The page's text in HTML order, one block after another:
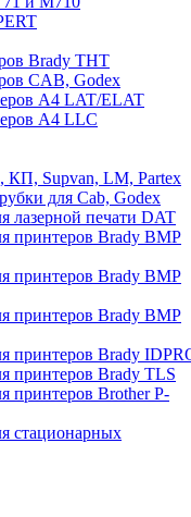
Brady THT
CAB, Godex
А4 LAT/ELAT
А4 LLC
КП, Supvan, LM, Partex
для Cab, Godex
лазерной печати DAT
принтеров Brady BMP
принтеров Brady BMP
принтеров Brady BMP
принтеров Brady
принтеров Brady TLS
принтеров Brother P-
стационарных